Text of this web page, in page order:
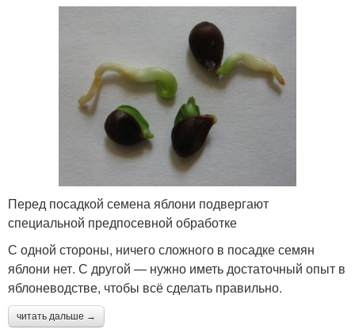
Перед посадкой семена яблони подвергают
специальной предпосевной обработке
С одной стороны, ничего сложного в посадке семян
яблони нет. С другой — нужно иметь достаточный опыт в
яблоневодстве, чтобы всё сделать правильно.
читать дальше →